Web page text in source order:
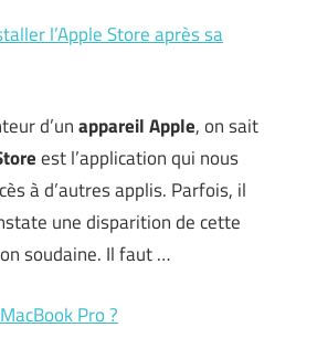
l’Apple Store après sa
d’unappareil Apple, on sait
est l’application qui nous
à d’autres applis. Parfois, il
une disparition de cette
soudaine. Il faut …
Pro ?